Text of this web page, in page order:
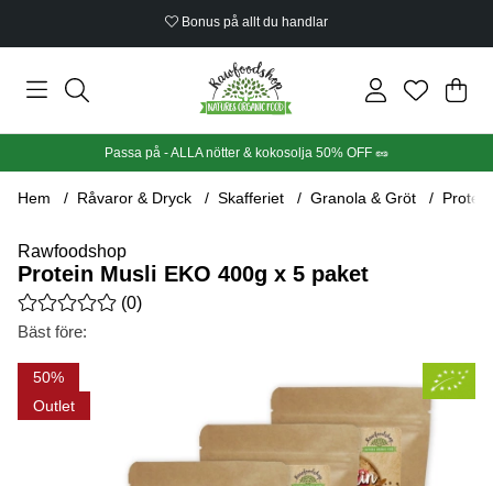
Bonus på allt du handlar
Din
.
Passa på - ALLA nötter & kokosolja 50% OFF 🥜
Hem Råvaror & Dryck Skafferiet Granola & Gröt
Rawfoodshop
Protein Musli EKO 400g x 5 paket
Medelbetyg 0 av 5 Antal betyg 0
(0)
Bäst före:
50
Outlet
Produktbilder Protein Musli EKO 400g x 5 paket